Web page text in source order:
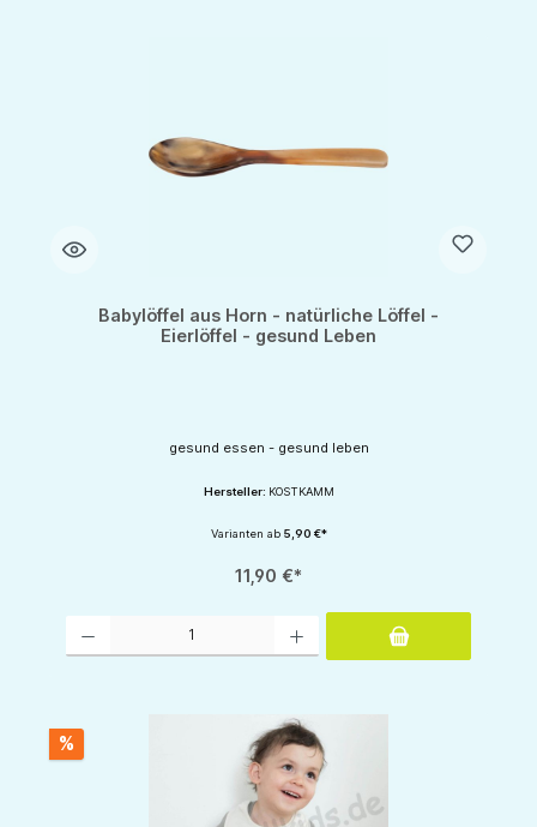
Babylöffel aus Horn - natürliche Löffel -
Eierlöffel - gesund Leben
gesund essen - gesund leben
Hersteller: KOSTKAMM
Varianten ab5,90 €*
11,90 €*
%